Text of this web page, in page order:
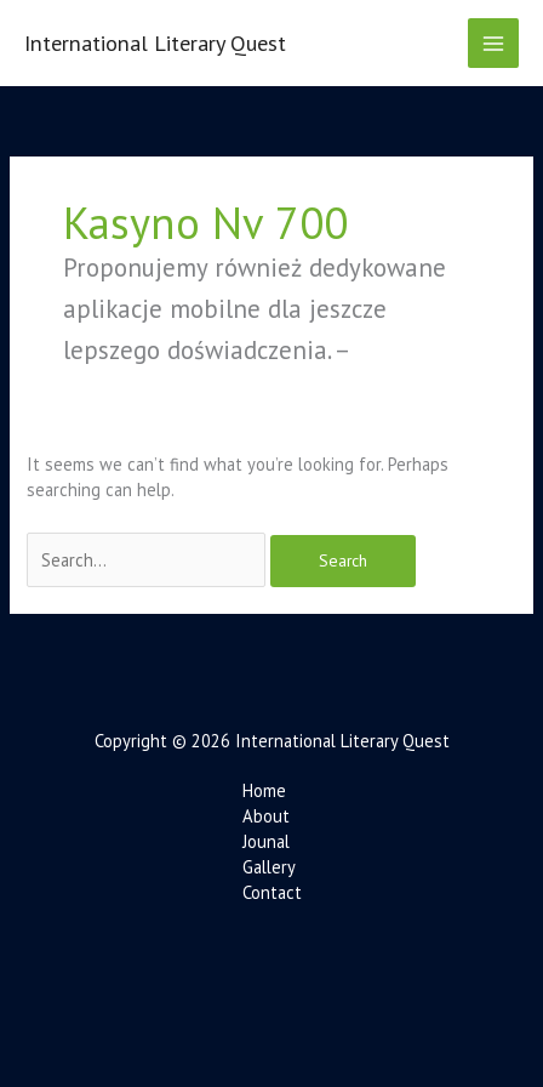
International Literary Quest
Kasyno Nv 700
Proponujemy również dedykowane
aplikacje mobilne dla jeszcze
lepszego doświadczenia. –
It seems we can’t find what you’re looking for. Perhaps
searching can help.
Copyright © 2026 International Literary Quest
Home
About
Jounal
Gallery
Contact